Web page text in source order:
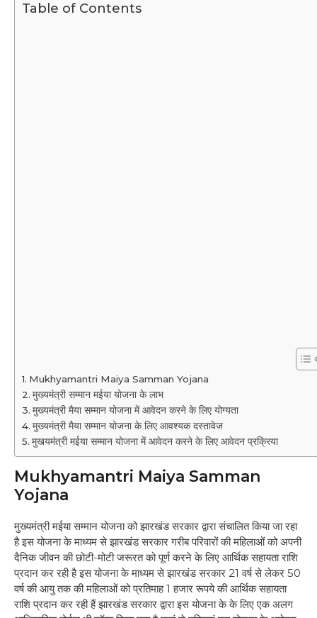
Table of Contents
Mukhyamantri Maiya Samman Yojana
मुख्यमंत्री सम्मान मईया योजना के लाभ
मुख्यमंत्री मैया सम्मान योजना में आवेदन करने के लिए योग्यता
मुख्यमंत्री मैया सम्मान योजना के लिए आवश्यक दस्तावेज
मुखयमंत्री मईया सम्मान योजना में आवेदन करने के लिए आवेदन प्रक्रिया
Mukhyamantri Maiya Samman
Yojana
मुख्यमंत्री मईया सम्मान योजना को झारखंड सरकार द्वारा संचालित किया जा रहा
है इस योजना के माध्यम से झारखंड सरकार गरीब परिवारों की महिलाओं को अपनी
दैनिक जीवन की छोटी-मोटी जरूरत को पूर्ण करने के लिए आर्थिक सहायता राशि
प्रदान कर रही है इस योजना के माध्यम से झारखंड सरकार 21 वर्ष से लेकर 50
वर्ष की आयु तक की महिलाओं को प्रतिमाह 1 हजार रूपये की आर्थिक सहायता
राशि प्रदान कर रही हैं झारखंड सरकार द्वारा इस योजना के के लिए एक अलग